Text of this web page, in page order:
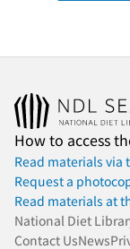
How to access
Read materials via
Request a
Read materials at
National Diet
Contact UsNews